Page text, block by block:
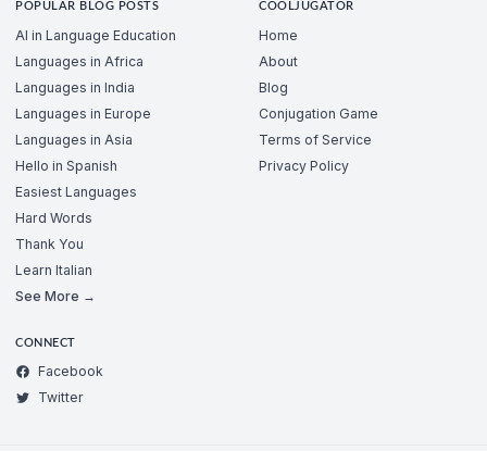
POPULAR BLOG POSTS
AI in Language Education
Languages in Africa
Languages in India
Languages in Europe
Languages in Asia
Hello in Spanish
Easiest Languages
Hard Words
Thank You
Learn Italian
See More →
COOLJUGATOR
Home
About
Blog
Conjugation Game
Terms of Service
Privacy Policy
CONNECT
Facebook
Twitter